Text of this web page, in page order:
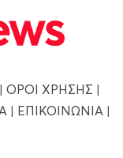
| ΟΡΟΙ ΧΡΗΣΗΣ |
| ΕΠΙΚΟΙΝΩΝΙΑ |